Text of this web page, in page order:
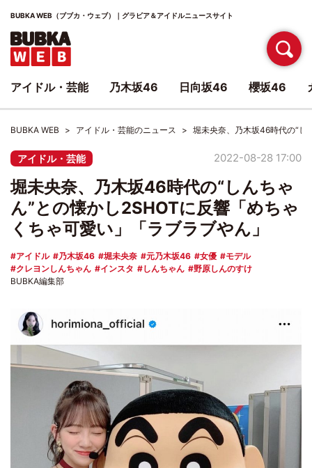
BUBKA WEB（ブブカ・ウェブ）｜グラビア＆アイドルニュースサイト
BUBKA WEB アイドル・芸能のニュース 堀未央奈、乃木坂46時代の“し
アイドル・芸能 2022-08-28 17:00
堀未央奈、乃木坂46時代の“しんちゃ
ん”との懐かし2SHOTに反響「めちゃ
くちゃ可愛い」「ラブラブやん」
アイドル 乃木坂46 堀未央奈 元乃木坂46 女優
モデル
クレヨンしんちゃん
インスタ しんちゃん
野原しんのすけ
BUBKA編集部
アイドル・芸能 乃木坂46 日向坂46 櫻坂46